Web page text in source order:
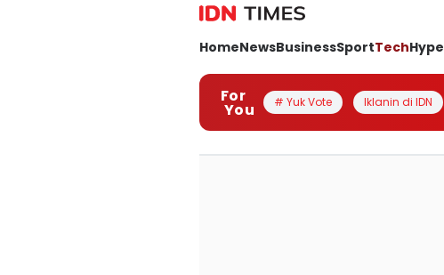
HomeNewsBusinessSportTechHype
For
You # Yuk Vote Iklanin di IDN